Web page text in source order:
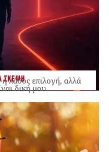
ΣΚΕΨΗ
λάθος επιλογή, αλλά
δική μου